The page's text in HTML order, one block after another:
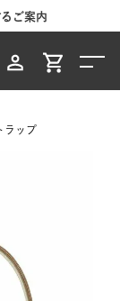
ご案内
ラップ